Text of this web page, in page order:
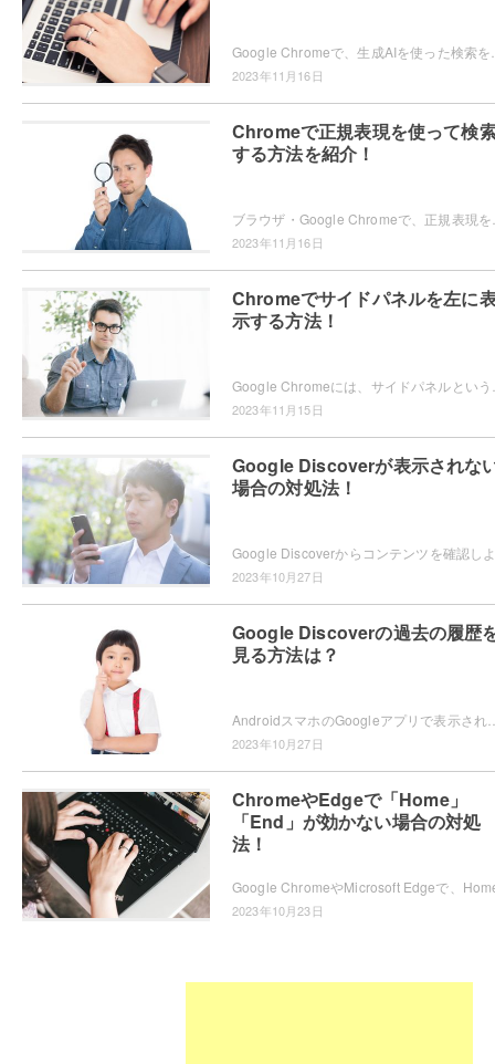
2023年11月16日
Chromeで正規表現を使って検
する方法を紹介！
2023年11月16日
Chromeでサイドパネルを左に
示する方法！
2023年11月15日
Google Discoverが表示されな
場合の対処法！
2023年10月27日
Google Discoverの過去の履歴
見る方法は？
2023年10月27日
ChromeやEdgeで「Home」
「End」が効かない場合の対処
法！
2023年10月23日